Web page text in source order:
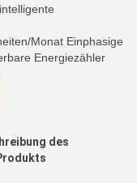
Monat Einphasige
Energiezähler
des